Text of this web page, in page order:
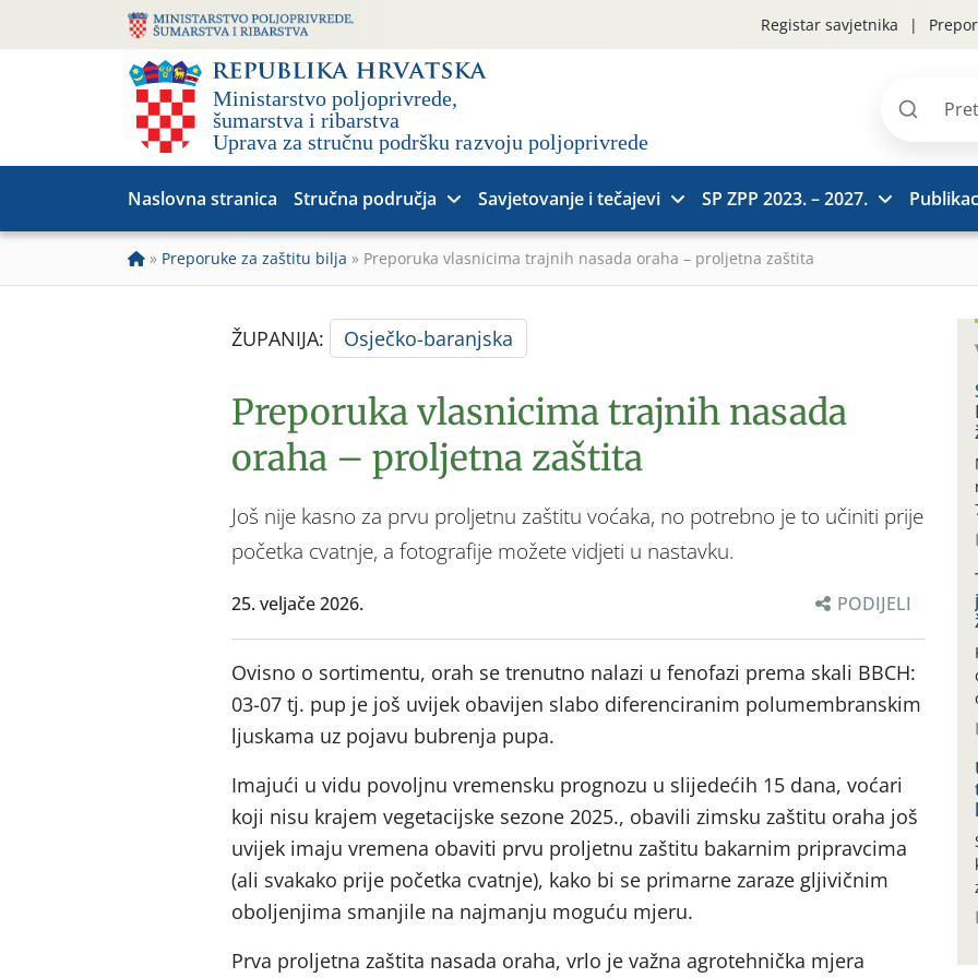
Registar savjetnika
Pretraži
Naslovna stranica Stručna područja Savjetovanje i tečajevi SP ZPP 2023. – 2027.
» Preporuke za zaštitu bilja » Preporuka vlasnicima trajnih nasada oraha – proljetna zaštita
ŽUPANIJA: Osječko-baranjska
Preporuka vlasnicima trajnih nasada
oraha – proljetna zaštita
Još nije kasno za prvu proljetnu zaštitu voćaka, no potrebno je to učiniti prije
početka cvatnje, a fotografije možete vidjeti u nastavku.
25. veljače 2026. PODIJELI
Ovisno o sortimentu, orah se trenutno nalazi u fenofazi prema skali BBCH:
03-07 tj. pup je još uvijek obavijen slabo diferenciranim polumembranskim
ljuskama uz pojavu bubrenja pupa.
Imajući u vidu povoljnu vremensku prognozu u slijedećih 15 dana, voćari
koji nisu krajem vegetacijske sezone 2025., obavili zimsku zaštitu oraha još
uvijek imaju vremena obaviti prvu proljetnu zaštitu bakarnim pripravcima
(ali svakako prije početka cvatnje), kako bi se primarne zaraze gljivičnim
oboljenjima smanjile na najmanju moguću mjeru.
Prva proljetna zaštita nasada oraha, vrlo je važna agrotehnička mjera